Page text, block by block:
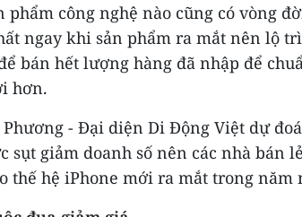
phẩm công nghệ nào cũng có vòng
ngay khi sản phẩm ra mắt nên lộ
bán hết lượng hàng đã nhập để
hơn.
Phương - Đại diện Di Động Việt dự
sụt giảm doanh số nên các nhà bán
thế hệ iPhone mới ra mắt trong năm